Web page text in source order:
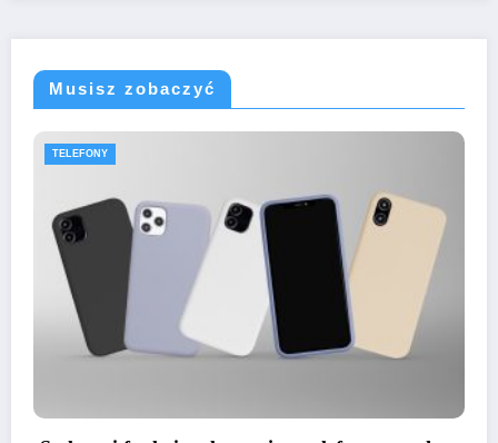
Musisz zobaczyć
TELEFONY